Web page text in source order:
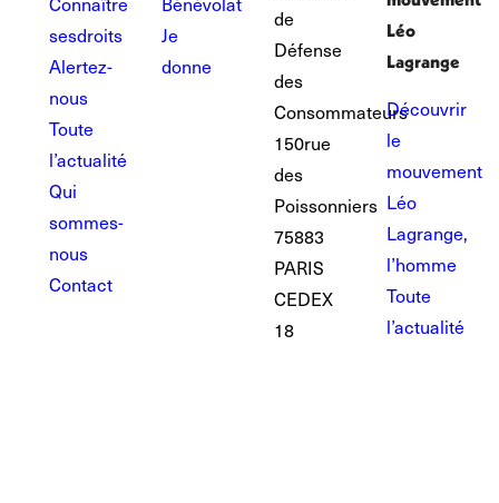
ses droits
Alertez-
nous
Toute
l’actualité
Qui
sommes-
nous
Contact
Je
donne
de
Défense
des
Consommateurs
150 rue
des
Poissonniers
75883
PARIS
CEDEX
18
Léo
Lagrange
Découvrir
le
mouvement
Léo
Lagrange,
l’homme
Toute
l’actualité